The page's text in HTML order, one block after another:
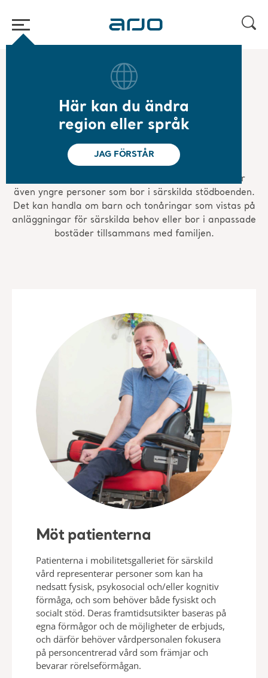
Här kan du ändra
region eller språk
JAG FÖRSTÅR
/ Mobilitetsgalleri för särskild vård
Mobilitetsgalleri för
särskild vård
Mobilitetsgalleriet för särskild vård representerar
även yngre personer som bor i särskilda stödboenden.
Det kan handla om barn och tonåringar som vistas på
anläggningar för särskilda behov eller bor i anpassade
bostäder tillsammans med familjen.
Möt patienterna
Patienterna i mobilitetsgalleriet för särskild
vård representerar personer som kan ha
nedsatt fysisk, psykosocial och/eller kognitiv
förmåga, och som behöver både fysiskt och
socialt stöd. Deras framtidsutsikter baseras på
egna förmågor och de möjligheter de erbjuds,
och därför behöver vårdpersonalen fokusera
på personcentrerad vård som främjar och
bevarar rörelseförmågan.